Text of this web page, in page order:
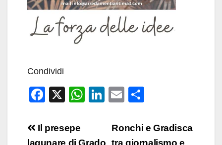
Condividi
F
c
X
W Li
k
E
ail n
NavigazioneRonchi e Gradisca
tra giornalismo e
Il presepe
lagunare di Grado